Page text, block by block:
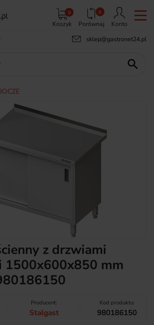
Koszyk
0 0
Porównaj
Konto
sklep@gastronet24.pl

z drzwiami
1500x600x850 mm
Producent:
Stalgast
Kod produktu:
980186150